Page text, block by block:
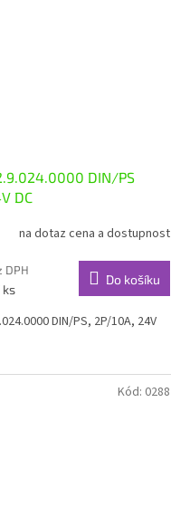
DIN/PS
DC
na dotaz cena a dostupnost
DPH
Do košíku
DIN/PS, 2P/10A, 24V
Kód: 0288